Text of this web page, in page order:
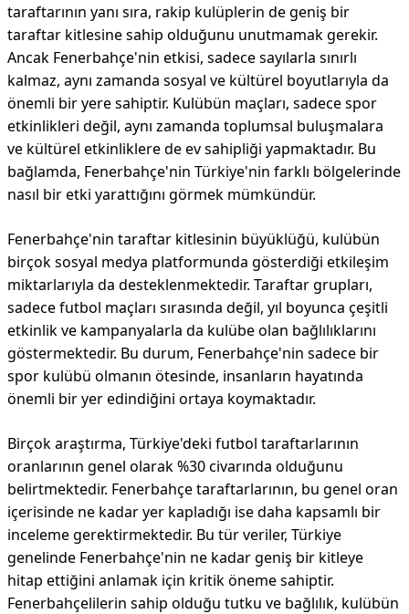
taraftarının yanı sıra, rakip kulüplerin de geniş bir
taraftar kitlesine sahip olduğunu unutmamak gerekir.
Ancak Fenerbahçe'nin etkisi, sadece sayılarla sınırlı
kalmaz, aynı zamanda sosyal ve kültürel boyutlarıyla da
önemli bir yere sahiptir. Kulübün maçları, sadece spor
etkinlikleri değil, aynı zamanda toplumsal buluşmalara
ve kültürel etkinliklere de ev sahipliği yapmaktadır. Bu
bağlamda, Fenerbahçe'nin Türkiye'nin farklı bölgelerinde
nasıl bir etki yarattığını görmek mümkündür.
Fenerbahçe'nin taraftar kitlesinin büyüklüğü, kulübün
birçok sosyal medya platformunda gösterdiği etkileşim
miktarlarıyla da desteklenmektedir. Taraftar grupları,
sadece futbol maçları sırasında değil, yıl boyunca çeşitli
etkinlik ve kampanyalarla da kulübe olan bağlılıklarını
göstermektedir. Bu durum, Fenerbahçe'nin sadece bir
spor kulübü olmanın ötesinde, insanların hayatında
önemli bir yer edindiğini ortaya koymaktadır.
Birçok araştırma, Türkiye'deki futbol taraftarlarının
oranlarının genel olarak %30 civarında olduğunu
belirtmektedir. Fenerbahçe taraftarlarının, bu genel oran
içerisinde ne kadar yer kapladığı ise daha kapsamlı bir
inceleme gerektirmektedir. Bu tür veriler, Türkiye
genelinde Fenerbahçe'nin ne kadar geniş bir kitleye
hitap ettiğini anlamak için kritik öneme sahiptir.
Fenerbahçelilerin sahip olduğu tutku ve bağlılık, kulübün